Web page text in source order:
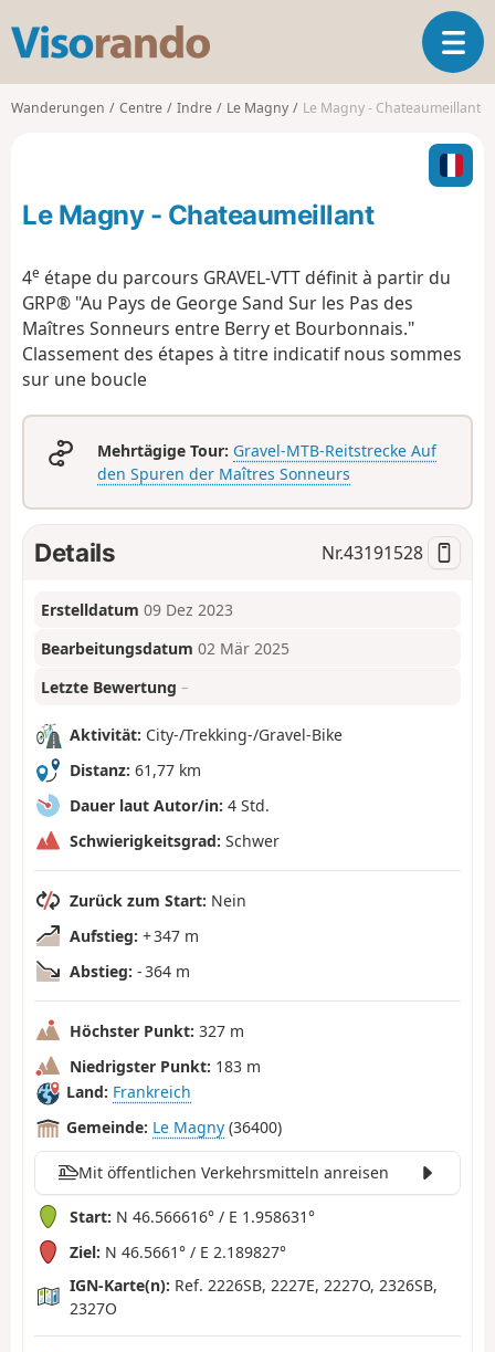
s
o
o
T
o
g
l
n
i
Wanderungen Centre Indre Le Magny Le Magny - Chateaumeillant
Le Magny - Chateaumeillant
4e étape du parcours GRAVEL-VTT définit à partir du
GRP® "Au Pays de George Sand Sur les Pas des
Maîtres Sonneurs entre Berry et Bourbonnais."
Classement des étapes à titre indicatif nous sommes
sur une boucle
Mehrtägige Tour: Gravel-MTB-Reitstrecke Auf
den Spuren der Maîtres Sonneurs
Details Nr.43191528
Erstelldatum 09 Dez 2023
Bearbeitungsdatum 02 Mär 2025
Letzte Bewertung –
Aktivität: City-/Trekking-/Gravel-Bike
Distanz: 61,77 km
Dauer laut Autor/in: 4 Std.
Schwierigkeitsgrad: Schwer
Zurück zum Start: Nein
Aufstieg: + 347 m
Abstieg: - 364 m
Höchster Punkt: 327 m
Niedrigster Punkt: 183 m
Land: Frankreich
Gemeinde: Le Magny (36400)
Mit öffentlichen Verkehrsmitteln anreisen
Start: N 46.566616° / E 1.958631°
Ziel: N 46.5661° / E 2.189827°
IGN-Karte(n): Ref. 2226SB, 2227E, 2227O, 2326SB,
2327O